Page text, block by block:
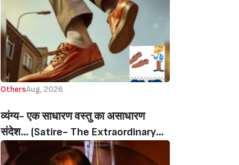
Regarding Weavers On National
Handloom Day)
OthersAug, 2026
व्यंग्य- एक साधारण वस्तु का असाधारण
संदेश… (Satire- The Extraordinary
Message Of An Ordinary Object…)